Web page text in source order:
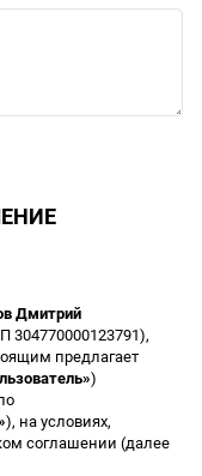
Дмитрий
304770000123791),
предлагает
)
), на условиях,
соглашении (далее